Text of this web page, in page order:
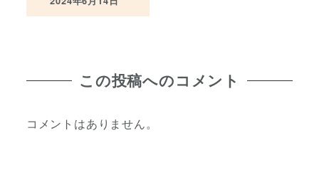
投稿日
この投稿へのコメント
コメントはありません。